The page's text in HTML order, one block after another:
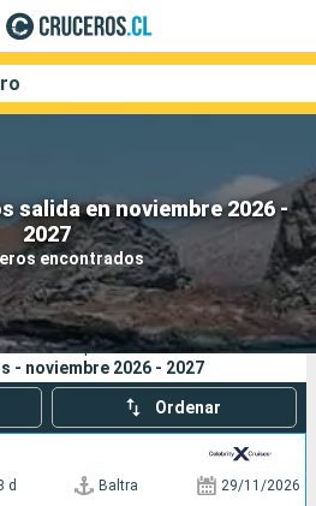
salida en noviembre 2026 -
2027
encontrados
Compañías
Buscar
de búsqueda:
- noviembre 2026 - 2027
Ordenar
d Baltra 29/11/2026